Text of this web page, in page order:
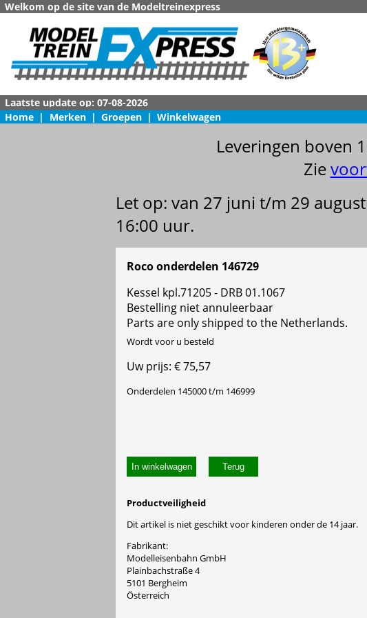
Welkom op de site van de Modeltreinexpress
Home | Merken | Groepen | Winkelwagen
Leveringen boven
Zie
Let op: van 27 juni t/m 29
16:00 uur.
Roco onderdelen 146729
Kessel kpl.71205 - DRB 01.1067
Bestelling niet annuleerbaar
Parts are only shipped to the Netherlands.
Wordt voor u besteld
Uw prijs: € 75,57
Onderdelen 145000 t/m 146999
In winkelwagen
Productveiligheid
Dit artikel is niet geschikt voor kinderen onder de 14 jaar.
Fabrikant:
Modelleisenbahn GmbH
Plainbachstraße 4
5101 Bergheim
Österreich